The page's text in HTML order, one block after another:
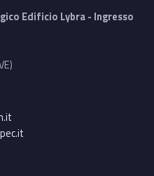
Edificio Lybra - Ingresso